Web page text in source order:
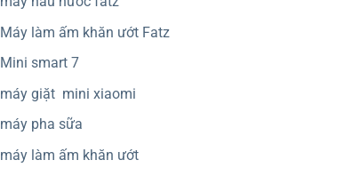
Máy làm ấm khăn ướt Fatz
Mini smart 7
máy giặt mini xiaomi
máy pha sữa
máy làm ấm khăn ướt